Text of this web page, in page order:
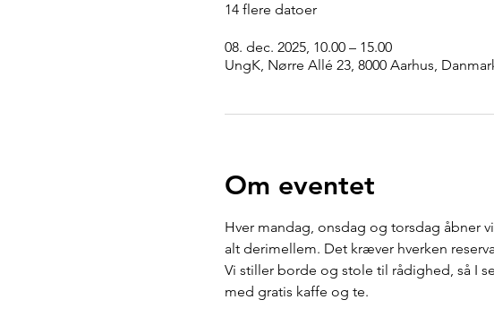
14 flere datoer
08. dec. 2025, 10.00 – 15.00
UngK, Nørre Allé 23, 8000 Aarhus,
Om eventet
Hver mandag, onsdag og torsdag åbner
alt derimellem. Det kræver hverken
Vi stiller borde og stole til rådighed, så I
med gratis kaffe og te.